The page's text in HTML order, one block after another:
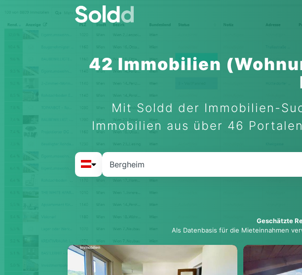
42 Immobilien
Mit Soldd der Immobilien-
Immobilien aus über 46
Geschätzte
Als Datenbasis für die Mieteinnahmen